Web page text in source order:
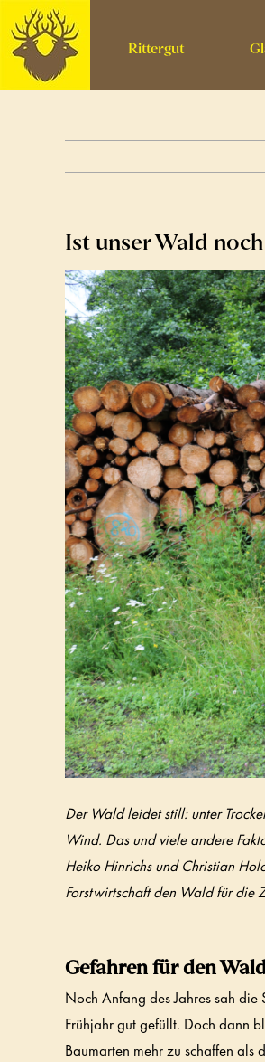
Skip
to
content
Rittergut
Ist unser Wald
Der Wald leidet still: unter
Wind. Das und viele andere
Heiko Hinrichs und Christian
Forstwirtschaft den Wald für die
Gefahren für den
Noch Anfang des Jahres sah
Frühjahr gut gefüllt. Doch dann
Baumarten mehr zu schaffen als